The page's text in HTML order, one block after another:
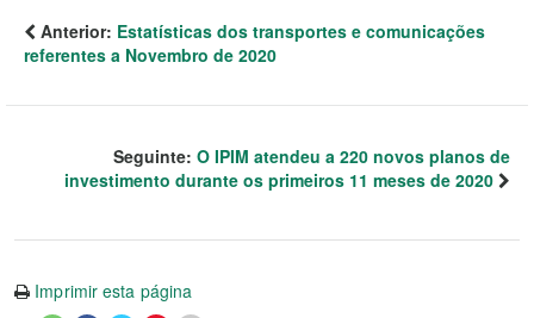
Anterior: Estatísticas dos transportes e comunicações
referentes a Novembro de 2020
Seguinte: O IPIM atendeu a 220 novos planos de
investimento durante os primeiros 11 meses de 2020
Imprimir esta página